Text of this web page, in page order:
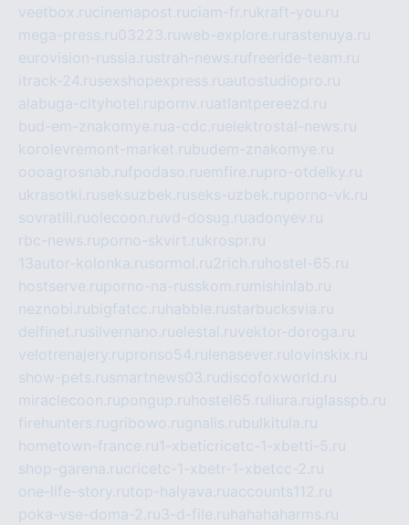
veetbox.rucinemapost.ruciam-fr.rukraft-you.ru
mega-press.ru03223.ruweb-explore.ru rastenuya.ru
eurovision-russia.rustrah-news.rufreeride-team.ru
itrack-24.rusexshopexpress.ruautostudiopro.ru
alabuga-cityhotel.rupornv.ruatlantpereezd.ru
bud-em-znakomye.rua-cdc.ruelektrostal-news.ru
korolevremont-market.rubudem-znakomye.ru
oooagrosnab.rufpodaso.ruemfire.rupro-otdelky.ru
ukrasotki.ruseksuzbek.ruseks-uzbek.ruporno-vk.ru
sovratili.ruolecoon.ruvd-dosug.ruadonyev.ru
rbc-news.ruporno-skvirt.rukrospr.ru
13autor-kolonka.rusormol.ru2rich.ru hostel-65.ru
hostserve.ruporno-na-russkom.ru mishinlab.ru
neznobi.rubigfatcc.ru habble.rustarbucksvia.ru
delfinet.rusilvernano.ruelestal.ruvektor-doroga.ru
velotrenajery.rupronso54.ru lenasever.ru lovinskix.ru
show-pets.rusmartnews03.rudiscofoxworld.ru
miraclecoon.rupongup.ru hostel65.ru liura.ruglasspb.ru
firehunters.rugribowo.rugnalis.rubulkitula.ru
hometown-france.ru1-xbeticricetc-1-xbetti-5.ru
shop-garena.rucricetc-1-xbetr-1-xbetcc-2.ru
one-life-story.rutop-halyava.ruaccounts112.ru
poka-vse-doma-2.ru3-d-file.ru hahahaharms.ru